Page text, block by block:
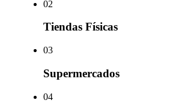
02
Tiendas Físicas
03
Supermercados
04